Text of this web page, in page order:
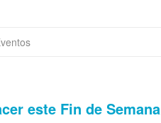
este Fin de Semana